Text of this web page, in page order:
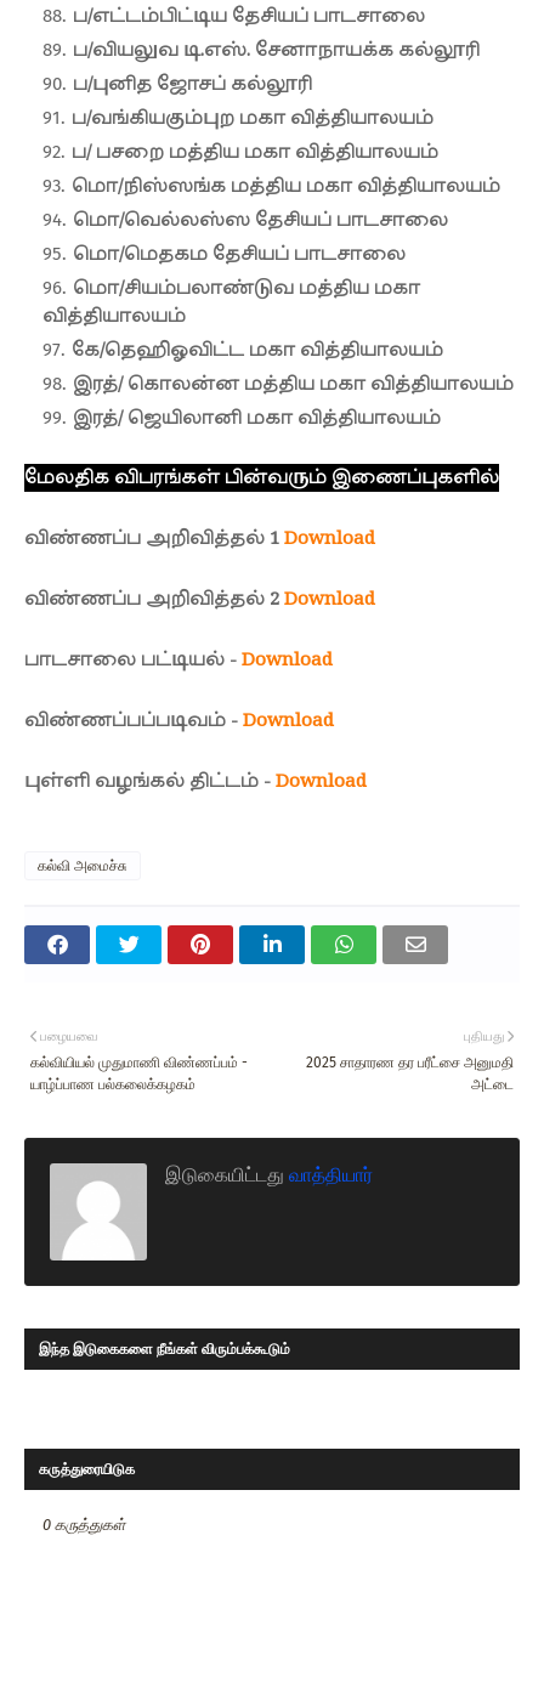
ப/எட்டம்பிட்டிய தேசியப் பாடசாலை
ப/வியலுவ டி.எஸ். சேனாநாயக்க கல்லூரி
ப/புனித ஜோசப் கல்லூரி
ப/வங்கியகும்புற மகா வித்தியாலயம்
ப/ பசறை மத்திய மகா வித்தியாலயம்
மொ/நிஸ்ஸங்க மத்திய மகா வித்தியாலயம்
மொ/வெல்லஸ்ஸ தேசியப் பாடசாலை
மொ/மெதகம தேசியப் பாடசாலை
மொ/சியம்பலாண்டுவ மத்திய மகா
வித்தியாலயம்
கே/தெஹிஓவிட்ட மகா வித்தியாலயம்
இரத்/ கொலன்ன மத்திய மகா வித்தியாலயம்
இரத்/ ஜெயிலானி மகா வித்தியாலயம்
மேலதிக விபரங்கள் பின்வரும் இணைப்புகளில்
விண்ணப்ப அறிவித்தல் 1Download
விண்ணப்ப அறிவித்தல் 2Download
பாடசாலை பட்டியல் -Download
விண்ணப்பப்படிவம் -Download
புள்ளி வழங்கல் திட்டம் -Download
கல்வி அமைச்சு
புதியது
2025 சாதாரண தர பரீட்சை அனுமதி
அட்டை
பழையவை
கல்வியியல் முதுமாணி விண்ணப்பம் -
யாழ்ப்பாண பல்கலைக்கழகம்
இடுகையிட்டது வாத்தியார்
இந்த இடுகைகளை நீங்கள் விரும்பக்கூடும்
கருத்துரையிடுக
0 கருத்துகள்